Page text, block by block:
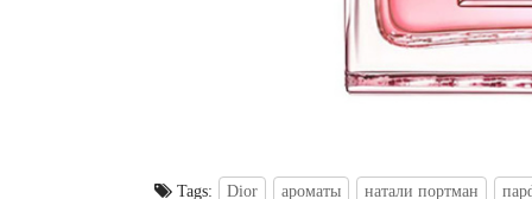
Tags: Dior ароматы натали портман